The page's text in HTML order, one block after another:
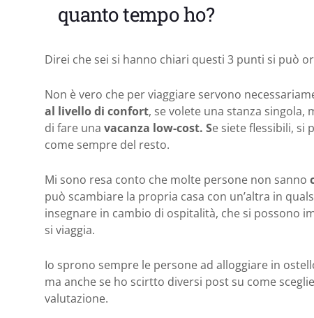
quanto tempo ho?
Direi che sei si hanno chiari questi 3 punti si può
Non è vero che per viaggiare servono
al livello di confort, se volete una stanza
di fare una vacanza low-cost. Se siete flessibili, si
come sempre del resto.
Mi sono resa conto che molte persone non sanno
può scambiare la propria casa con un’altra in
insegnare in cambio di ospitalità, che si possono
si viaggia.
Io sprono sempre le persone ad alloggiare in
ma anche se ho scirtto diversi post su come
valutazione.